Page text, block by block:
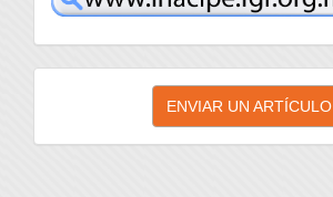
Enviar
artículo
ENVIAR UN ARTÍCULO